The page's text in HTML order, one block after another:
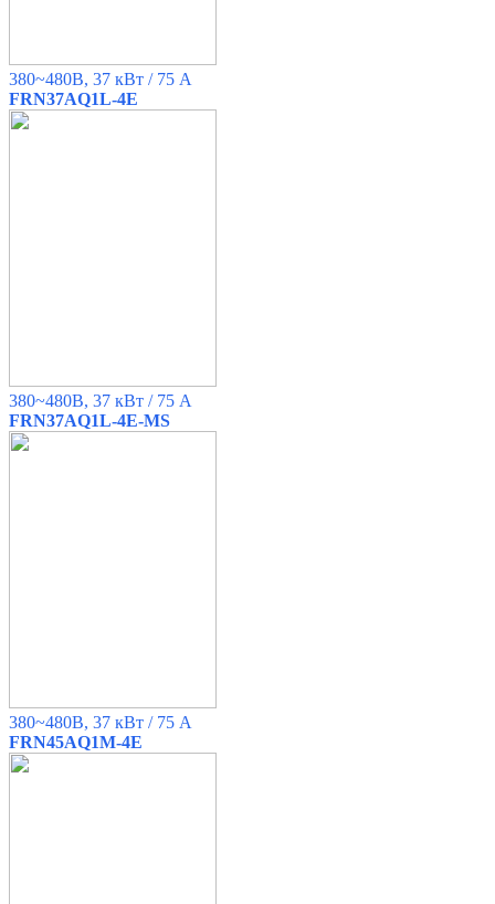
380~480B, 37 кВт / 75 A
FRN37AQ1L-4E
380~480B, 37 кВт / 75 A
FRN37AQ1L-4E-MS
380~480B, 37 кВт / 75 A
FRN45AQ1M-4E